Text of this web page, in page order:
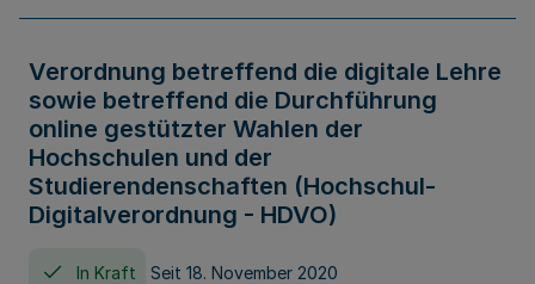
Verordnung betreffend die digitale Lehre
sowie betreffend die Durchführung
online gestützter Wahlen der
Hochschulen und der
Studierendenschaften (Hochschul-
Digitalverordnung - HDVO)
In Kraft Seit 18. November 2020